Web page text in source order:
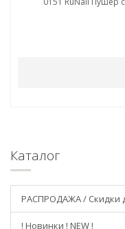
Каталог
РАСПРОДАЖА / Скидки
! Новинки ! NEW !